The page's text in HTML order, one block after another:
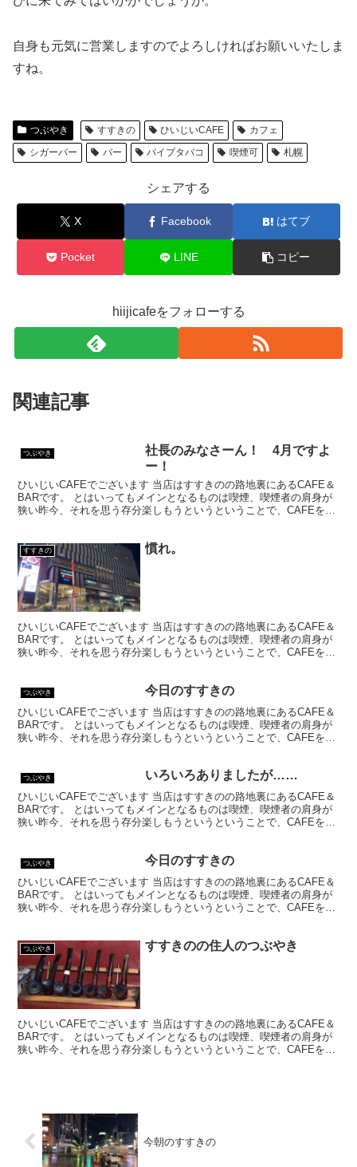
自身も元気に営業しますのでよろしければお願いいたしま
すね。
つぶやき すすきの ひいじいCAFE
カフェ
シガーバー
バー パイプタバコ 喫煙可 札幌
シェアする
X Facebook はてブ
Pocket LINE コピー
hiijicafeをフォローする
関連記事
つぶやき
社長のみなさーん！ 4月ですよ
ー！
ひいじいCAFEでございます 当店はすすきのの路地裏にあるCAFE＆
BARです。 とはいってもメインとなるものは喫煙、喫煙者の肩身が
狭い昨今、それを思う存分楽しもうというということで、CAFEを名
すすきの 慣れ。
ひいじいCAFEでございます 当店はすすきのの路地裏にあるCAFE＆
BARです。 とはいってもメインとなるものは喫煙、喫煙者の肩身が
狭い昨今、それを思う存分楽しもうというということで、CAFEを名
つぶやき 今日のすすきの
ひいじいCAFEでございます 当店はすすきのの路地裏にあるCAFE＆
BARです。 とはいってもメインとなるものは喫煙、喫煙者の肩身が
狭い昨今、それを思う存分楽しもうというということで、CAFEを名
つぶやき いろいろありましたが……
ひいじいCAFEでございます 当店はすすきのの路地裏にあるCAFE＆
BARです。 とはいってもメインとなるものは喫煙、喫煙者の肩身が
狭い昨今、それを思う存分楽しもうというということで、CAFEを名
つぶやき 今日のすすきの
ひいじいCAFEでございます 当店はすすきのの路地裏にあるCAFE＆
BARです。 とはいってもメインとなるものは喫煙、喫煙者の肩身が
狭い昨今、それを思う存分楽しもうというということで、CAFEを名
つぶやき すすきのの住人のつぶやき
ひいじいCAFEでございます 当店はすすきのの路地裏にあるCAFE＆
BARです。 とはいってもメインとなるものは喫煙、喫煙者の肩身が
狭い昨今、それを思う存分楽しもうというということで、CAFEを名
今朝のすすきの